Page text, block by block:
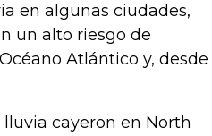
en algunas ciudades,
un alto riesgo de
Atlántico y, desde
cayeron en North